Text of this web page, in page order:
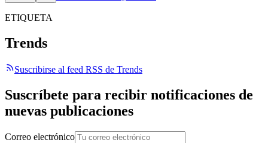
ETIQUETA
Trends
Suscribirse al feed RSS de Trends
Suscríbete para recibir notificaciones de
nuevas publicaciones
Correo electrónico